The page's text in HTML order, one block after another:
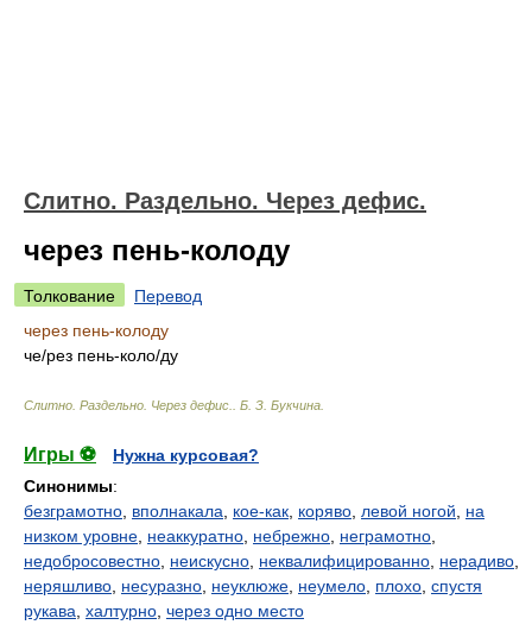
Слитно. Раздельно. Через дефис.
через пень-колоду
Толкование
Перевод
через пень-колоду
че/рез пень-коло/ду
Слитно. Раздельно. Через дефис. Б. З. Букчина
Игры ⚽
Нужна курсовая?
Синонимы:
безграмотно вполнакала кое-как коряво левой ногой
на
низком уровне неаккуратно небрежно неграмотно
недобросовестно неискусно неквалифицированно нерадиво
неряшливо несуразно неуклюже неумело плохо спустя
рукава халтурно через одно место